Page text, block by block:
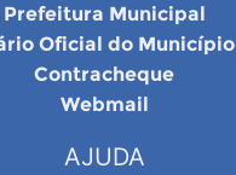
Prefeitura Municipal
Oficial do Município
Contracheque
Webmail
AJUDA